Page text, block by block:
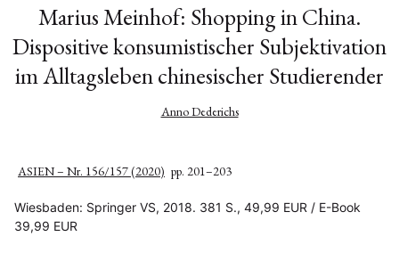
Marius Meinhof: Shopping in China.
Dispositive konsumistischer Subjektivation
im Alltagsleben chinesischer Studierender
Anno Dederichs
ASIEN – Nr. 156/157 (2020) pp. 201–203
Wiesbaden: Springer VS, 2018. 381 S., 49,99 EUR / E-Book
39,99 EUR